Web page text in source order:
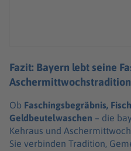
Fazit: Bayern lebt seine
Ob Faschingsbegräbnis,
Geldbeutelwaschen – die
Kehraus und
Sie verbinden Tradition,